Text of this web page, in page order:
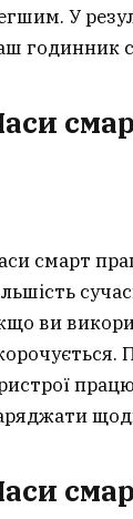
У
годинник
смарт
ви